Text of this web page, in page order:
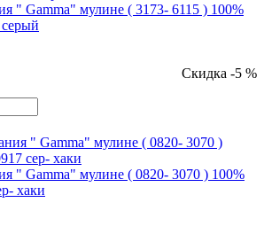
" Gamma" мулине ( 3173- 6115 ) 100%
Скидка -5 %
" Gamma" мулине ( 0820- 3070 ) 100%
хаки